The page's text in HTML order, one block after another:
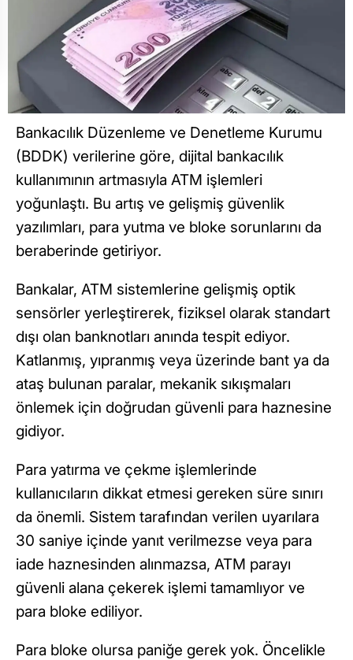
Bankacılık Düzenleme ve Denetleme Kurumu
(BDDK) verilerine göre, dijital bankacılık
kullanımının artmasıyla ATM işlemleri
yoğunlaştı. Bu artış ve gelişmiş güvenlik
yazılımları, para yutma ve bloke sorunlarını da
beraberinde getiriyor.
Bankalar, ATM sistemlerine gelişmiş optik
sensörler yerleştirerek, fiziksel olarak standart
dışı olan banknotları anında tespit ediyor.
Katlanmış, yıpranmış veya üzerinde bant ya da
ataş bulunan paralar, mekanik sıkışmaları
önlemek için doğrudan güvenli para haznesine
gidiyor.
Para yatırma ve çekme işlemlerinde
kullanıcıların dikkat etmesi gereken süre sınırı
da önemli. Sistem tarafından verilen uyarılara
30 saniye içinde yanıt verilmezse veya para
iade haznesinden alınmazsa, ATM parayı
güvenli alana çekerek işlemi tamamlıyor ve
para bloke ediliyor.
Para bloke olursa paniğe gerek yok. Öncelikle